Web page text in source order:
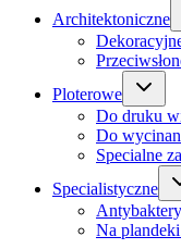
Architektoniczne
Ploterowe
Do druku
Do
Specialne
Specialistyczne
Na